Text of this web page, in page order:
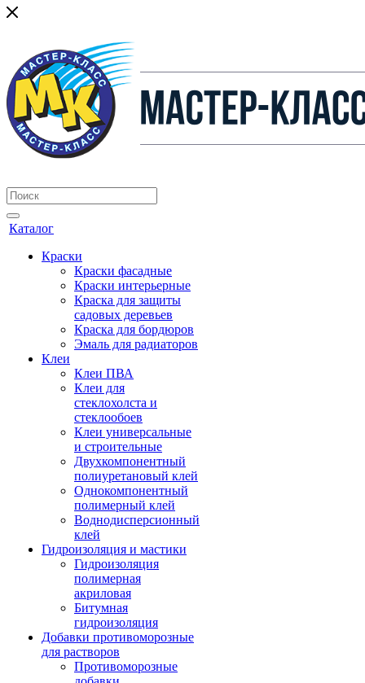
Каталог
Краски
Краски фасадные
Краски интерьерные
Краска для защиты
садовых деревьев
⁠Краска для бордюров
Эмаль для радиаторов
Клеи
Клеи ПВА
Клеи для
стеклохолста и
стеклообоев
Клеи универсальные
и строительные
Двухкомпонентный
полиуретановый клей
Однокомпонентный
полимерный клей
Воднодисперсионный
клей
Гидроизоляция и мастики
Гидроизоляция
полимерная
акриловая
Битумная
гидроизоляция
Добавки противоморозные
для растворов
Противоморозные